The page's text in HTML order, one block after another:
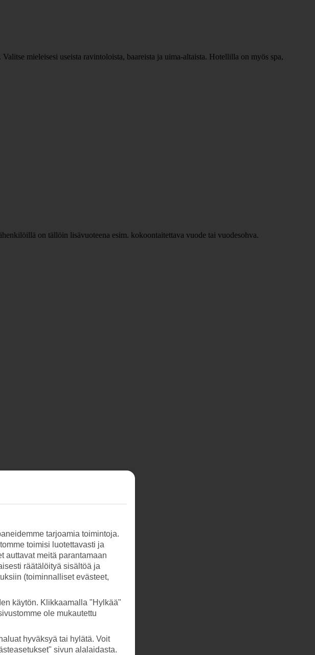
mieleisesi useista ravintoloista, baareista ja uima-altaista. Hotellilla on myös spa,
on tällöin lisävuoteena esim. kokoontaitettava vuode tai vuodesohva.
tarjoamia toimintoja.
toimisi luotettavasti ja
auttavat meitä parantamaan
räätälöityä sisältöä ja
(toiminnalliset evästeet,
käytön. Klikkaamalla "Hylkää"
ole mukautettu
hyväksyä tai hylätä. Voit
sivun alalaidasta.